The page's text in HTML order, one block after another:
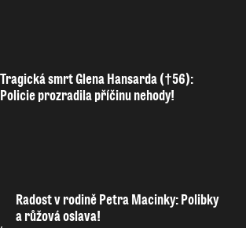
Tragická smrt Glena Hansarda (†56):
Policie prozradila příčinu nehody!
Radost v rodině Petra Macinky: Polibky
a růžová oslava!